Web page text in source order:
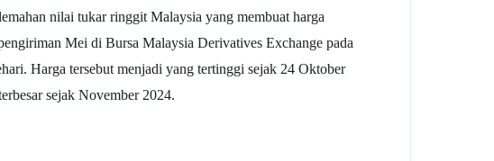
nilai tukar ringgit Malaysia yang membuat harga
Mei di Bursa Malaysia Derivatives Exchange pada
Harga tersebut menjadi yang tertinggi sejak 24 Oktober
sejak November 2024.